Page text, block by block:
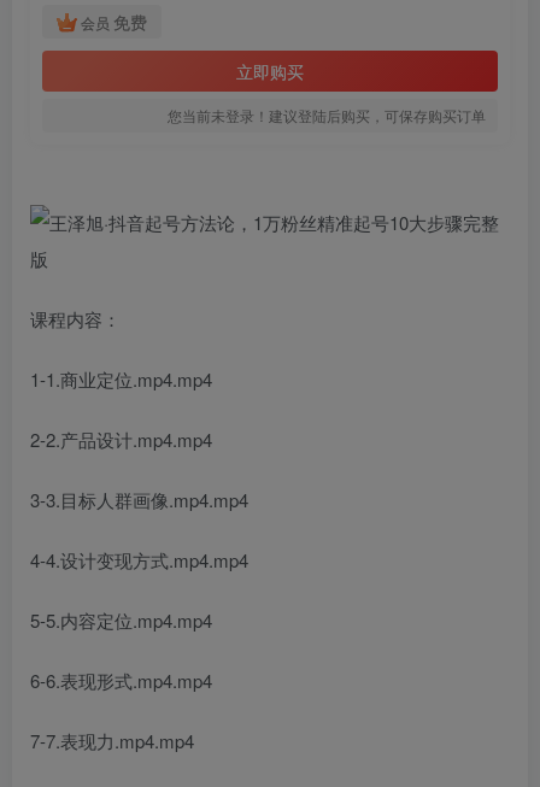
会员 免费
立即购买
您当前未登录！建议登陆后购买，可保存购买订单
课程内容：
1-1.商业定位.mp4.mp4
2-2.产品设计.mp4.mp4
3-3.目标人群画像.mp4.mp4
4-4.设计变现方式.mp4.mp4
5-5.内容定位.mp4.mp4
6-6.表现形式.mp4.mp4
7-7.表现力.mp4.mp4